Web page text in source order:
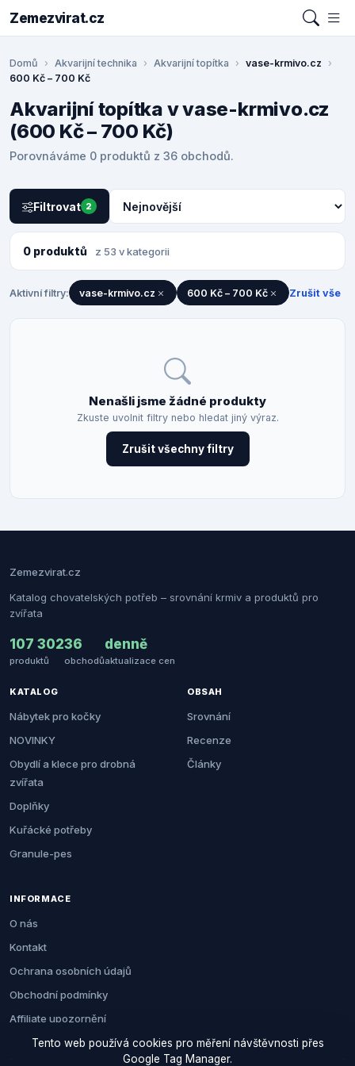
Zemezvirat.cz
Domů Akvarijní technika Akvarijní topítka
vase-krmivo.cz
600 Kč – 700 Kč
Akvarijní topítka v vase-krmivo.cz
(600 Kč – 700 Kč)
Porovnáváme 0 produktů z 36 obchodů.
Filtrovat 2
0 produktů z 53 v kategorii
Aktivní filtry: vase-krmivo.cz 600 Kč – 700 Kč Zrušit vše
Nenašli jsme žádné produkty
Zkuste uvolnit filtry nebo hledat jiný výraz.
Zrušit všechny filtry
Zemezvirat.cz
Katalog chovatelských potřeb – srovnání krmiv a produktů pro
zvířata
107 302
produktů
36
obchodů
denně
aktualizace cen
KATALOG
Nábytek pro kočky
NOVINKY
Obydlí a klece pro drobná
zvířata
Doplňky
Kuřácké potřeby
Granule-pes
OBSAH
Srovnání
Recenze
Články
INFORMACE
O nás
Kontakt
Ochrana osobních údajů
Obchodní podmínky
Affiliate upozornění
Tento web používá cookies pro měření návštěvnosti přes
Google Tag Manager.